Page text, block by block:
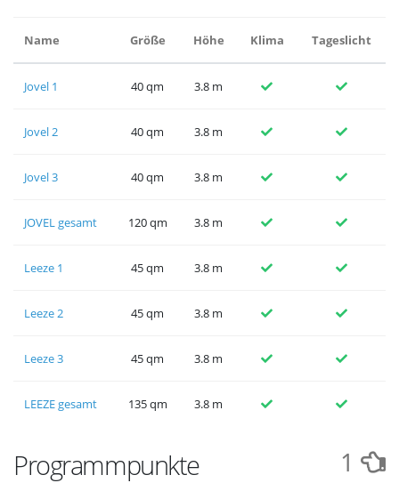
Name Größe Höhe Klima Tageslicht
Jovel 1 40 qm 3.8 m
Jovel 2 40 qm 3.8 m
Jovel 3 40 qm 3.8 m
JOVEL gesamt 120 qm 3.8 m
Leeze 1 45 qm 3.8 m
Leeze 2 45 qm 3.8 m
Leeze 3 45 qm 3.8 m
LEEZE gesamt 135 qm 3.8 m
Programmpunkte 1